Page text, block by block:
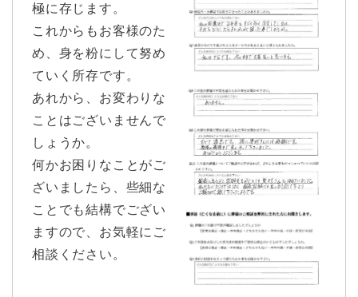
極に存じます。
これからもお客様のた
め、身を粉にして努め
ていく所存です。
あれから、お変わりな
ことはございませんで
しょうか。
何かお困りなことがご
ざいましたら、些細な
ことでも結構でござい
ますので、お気軽にご
相談ください。